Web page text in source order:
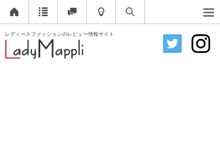
レディースファッションのレビュー情報サイト